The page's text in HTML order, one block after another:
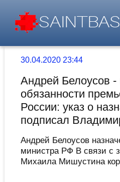
30.04.2020 23:44
Андрей Белоусов
обязанности
России: указ о
подписал
Андрей Белоусов
министра РФ В связи с
Михаила Мишустина